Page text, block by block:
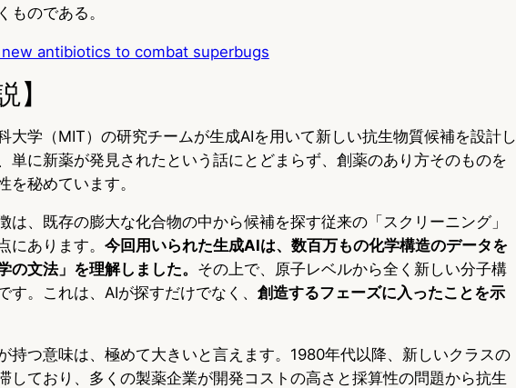
ものである。
antibiotics to combat superbugs
】
大学（MIT）の研究チームが生成AIを用いて新しい抗生物質候補を設計し
単に新薬が発見されたという話にとどまらず、創薬のあり方そのものを
を秘めています。
は、既存の膨大な化合物の中から候補を探す従来の「スクリーニング」
にあります。 今回用いられた生成AIは、数百万もの化学構造のデータを
の文法」を理解しました。 その上で、原子レベルから全く新しい分子構
す。これは、AIが探すだけでなく、 創造するフェーズに入ったことを示
持つ意味は、極めて大きいと言えます。1980年代以降、新しいクラスの
しており、多くの製薬企業が開発コストの高さと採算性の問題から抗生